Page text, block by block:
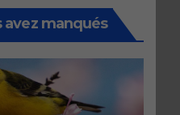
avez manqués